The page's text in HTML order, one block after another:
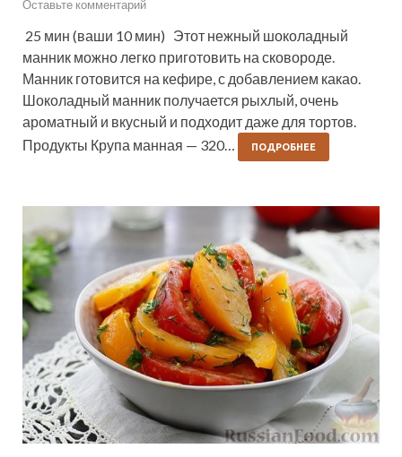
Оставьте комментарий
25 мин (ваши 10 мин) Этот нежный шоколадный
манник можно легко приготовить на сковороде.
Манник готовится на кефире, с добавлением какао.
Шоколадный манник получается рыхлый, очень
ароматный и вкусный и подходит даже для тортов.
Продукты Крупа манная — 320…
ПОДРОБНЕЕ